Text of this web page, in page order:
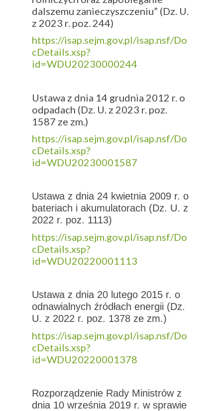
dalszemu zanieczyszczeniu” (Dz. U.
z 2023 r. poz. 244)
https://isap.sejm.gov.pl/isap.nsf/Do
cDetails.xsp?
id=WDU20230000244
Ustawa z dnia 14 grudnia 2012 r. o
odpadach (Dz. U. z 2023 r. poz.
1587 ze zm.)
https://isap.sejm.gov.pl/isap.nsf/Do
cDetails.xsp?
id=WDU20230001587
Ustawa z dnia 24 kwietnia 2009 r. o
bateriach i akumulatorach (Dz. U. z
2022 r. poz. 1113)
https://isap.sejm.gov.pl/isap.nsf/Do
cDetails.xsp?
id=WDU20220001113
Ustawa z dnia 20 lutego 2015 r. o
odnawialnych źródłach energii (Dz.
U. z 2022 r. poz. 1378 ze zm.)
https://isap.sejm.gov.pl/isap.nsf/Do
cDetails.xsp?
id=WDU20220001378
Rozporządzenie Rady Ministrów z
dnia 10 września 2019 r. w sprawie